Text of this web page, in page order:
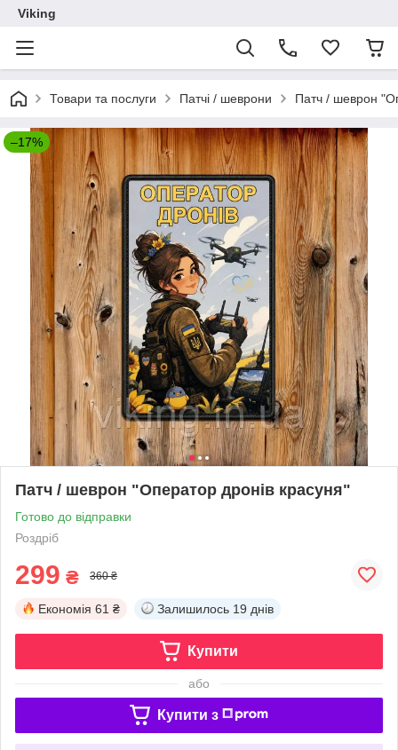
Viking
Товари та послуги Патчі / шеврони Патч / шеврон
–17%
Патч / шеврон "Оператор дронів красуня"
Готово до відправки
Роздріб
299 ₴ 360 ₴
Економія 61 ₴ Залишилось 19 днів
Купити
або
Купити з